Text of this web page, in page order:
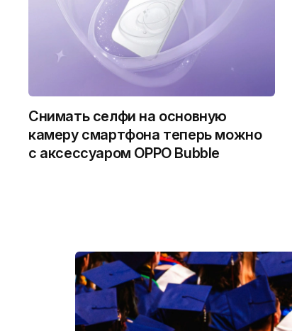
Снимать селфи на основную
камеру смартфона теперь можно
с аксессуаром OPPO Bubble